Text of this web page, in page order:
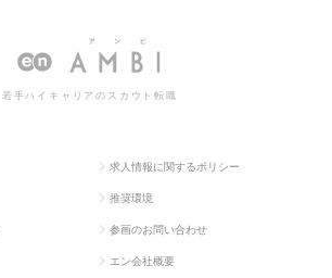
若手ハイキャリアのスカウト転職
求人情報に関するポリシー
推奨環境
参画のお問い合わせ
エン会社概要